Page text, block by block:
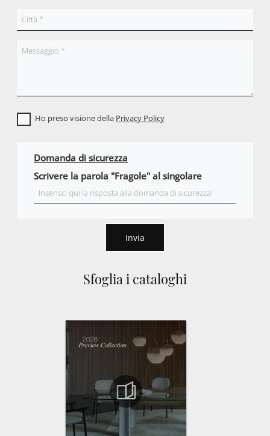
Sfoglia i cataloghi
Ho preso visione della Privacy Policy
Domanda di sicurezza
Scrivere la parola "Fragole" al singolare
Invia